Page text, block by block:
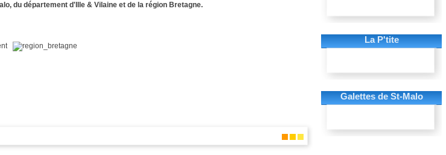
du département d'Ille & Vilaine et de la région Bretagne.
La P'tite
Galettes de St-Malo